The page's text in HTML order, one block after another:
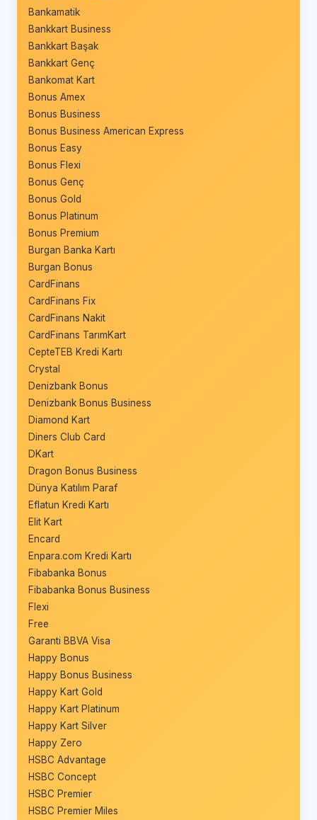
Bankamatik
Bankkart Business
Bankkart Başak
Bankkart Genç
Bankomat Kart
Bonus Amex
Bonus Business
Bonus Business American Express
Bonus Easy
Bonus Flexi
Bonus Genç
Bonus Gold
Bonus Platinum
Bonus Premium
Burgan Banka Kartı
Burgan Bonus
CardFinans
CardFinans Fix
CardFinans Nakit
CardFinans TarımKart
CepteTEB Kredi Kartı
Crystal
Denizbank Bonus
Denizbank Bonus Business
Diamond Kart
Diners Club Card
DKart
Dragon Bonus Business
Dünya Katılım Paraf
Eflatun Kredi Kartı
Elit Kart
Encard
Enpara.com Kredi Kartı
Fibabanka Bonus
Fibabanka Bonus Business
Flexi
Free
Garanti BBVA Visa
Happy Bonus
Happy Bonus Business
Happy Kart Gold
Happy Kart Platinum
Happy Kart Silver
Happy Zero
HSBC Advantage
HSBC Concept
HSBC Premier
HSBC Premier Miles